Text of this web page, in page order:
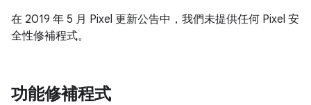
在 2019 年 5 月 Pixel 更新公告中，我們未提供任何 Pixel 安
全性修補程式。
功能修補程式